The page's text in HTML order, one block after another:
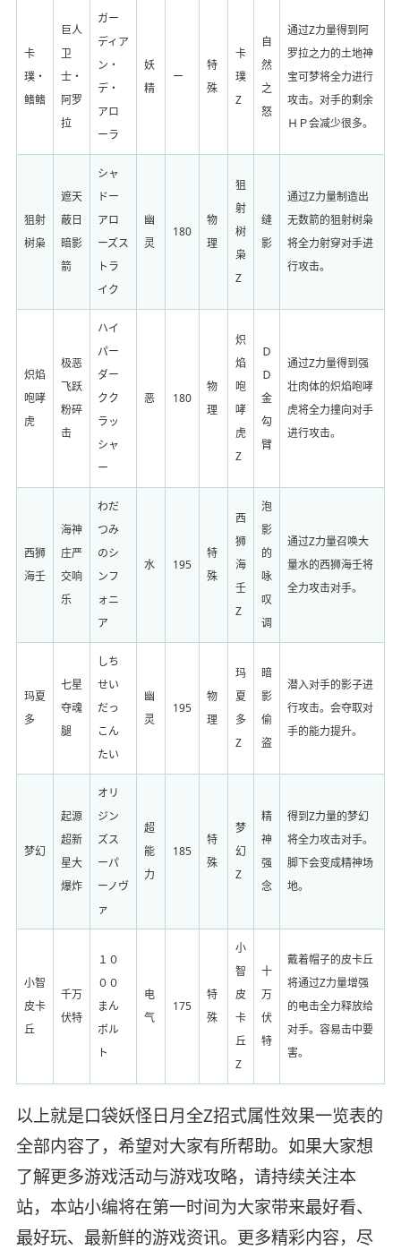
卡
璞・
鳍鳍
巨人
卫
士・
阿罗
拉
ガー
ディア
ン・
デ・
アロ
ーラ
妖
精
ー
特
殊
卡
璞
Z
自
然
之
怒
通过Z力量得到阿
罗拉之力的土地神
宝可梦将全力进行
攻击。对手的剩余
ＨＰ会减少很多。
狙射
树枭
遮天
蔽日
暗影
箭
シャ
ドー
アロ
ーズス
トラ
イク
幽
灵
180
物
理
狙
射
树
枭
Z
缝
影
通过Z力量制造出
无数箭的狙射树枭
将全力射穿对手进
行攻击。
炽焰
咆哮
虎
极恶
飞跃
粉碎
击
ハイ
パー
ダー
クク
ラッ
シャ
ー
恶 180
物
理
炽
焰
咆
哮
虎
Z
Ｄ
Ｄ
金
勾
臂
通过Z力量得到强
壮肉体的炽焰咆哮
虎将全力撞向对手
进行攻击。
西狮
海壬
海神
庄严
交响
乐
わだ
つみ
のシ
ンフ
ォニ
ア
水 195
特
殊
西
狮
海
壬
Z
泡
影
的
咏
叹
调
通过Z力量召唤大
量水的西狮海壬将
全力攻击对手。
玛夏
多
七星
夺魂
腿
しち
せい
だっ
こん
たい
幽
灵
195
物
理
玛
夏
多
Z
暗
影
偷
盗
潜入对手的影子进
行攻击。会夺取对
手的能力提升。
梦幻
起源
超新
星大
爆炸
オリ
ジン
ズス
ーパ
ーノヴ
ァ
超
能
力
185
特
殊
梦
幻
Z
精
神
强
念
得到Z力量的梦幻
将全力攻击对手。
脚下会变成精神场
地。
小智
皮卡
丘
千万
伏特
１０
００
まん
ボル
ト
电
气
175
特
殊
小
智
皮
卡
丘
Z
十
万
伏
特
戴着帽子的皮卡丘
将通过Z力量增强
的电击全力释放给
对手。容易击中要
害。
以上就是口袋妖怪日月全Z招式属性效果一览表的
全部内容了，希望对大家有所帮助。如果大家想
了解更多游戏活动与游戏攻略，请持续关注本
站，本站小编将在第一时间为大家带来最好看、
最好玩、最新鲜的游戏资讯。更多精彩内容，尽